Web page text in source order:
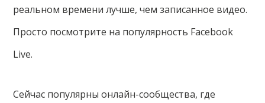
реальном времени лучше, чем записанное видео.
Просто посмотрите на популярность Facebook
Live.
Сейчас популярны онлайн-сообщества, где